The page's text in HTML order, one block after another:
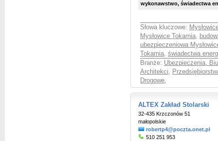
wykonawstwo, świadectwa
Słowa kluczowe:
Mysłowice Tokarnia,
ubezpieczeniowa
Tokarnia, świadectwa
Branże: Ubezpieczenia,
Architekci,
Drogowe,
ALTEX Zakład Stolarski
32-435 Krzczonów 51
małopolskie
robertp4@poczta.onet.pl
510 251 953